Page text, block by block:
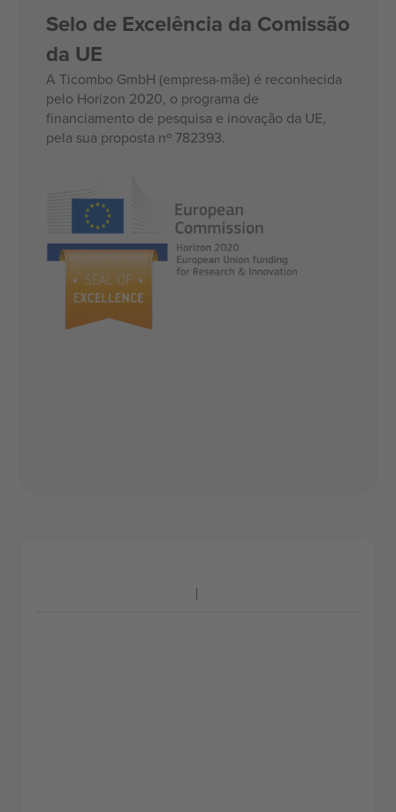
Selo de Excelência da Comissão
da UE
A Ticombo GmbH (empresa-mãe) é reconhecida
pelo Horizon 2020, o programa de
financiamento de pesquisa e inovação da UE,
pela sua proposta nº 782393.